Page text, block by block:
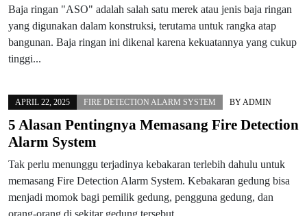
Baja ringan "ASO" adalah salah satu merek atau jenis baja ringan
yang digunakan dalam konstruksi, terutama untuk rangka atap
bangunan. Baja ringan ini dikenal karena kekuatannya yang cukup
tinggi...
APRIL 22, 2025 FIRE DETECTION ALARM SYSTEM BYADMIN
5 Alasan Pentingnya Memasang Fire Detection
Alarm System
Tak perlu menunggu terjadinya kebakaran terlebih dahulu untuk
memasang Fire Detection Alarm System. Kebakaran gedung bisa
menjadi momok bagi pemilik gedung, pengguna gedung, dan
orang-orang di sekitar gedung tersebut....